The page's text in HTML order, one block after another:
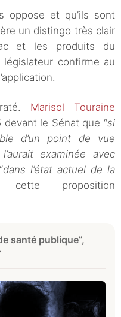
oppose et qu’ils sont
un distingo très clair
et les produits du
confirme au
Marisol Touraine
le Sénat que “si
d’un point de vue
examinée avec
dans l’état actuel de la
cette proposition
santé publique”,